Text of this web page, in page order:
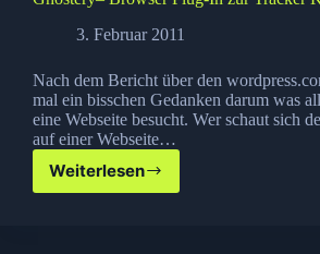
3. Februar 2011
Nach dem Bericht über den
mal ein bisschen Gedanken darum was
eine Webseite besucht. Wer schaut sich
auf einer Webseite…
Weiterlesen
Ghostery–